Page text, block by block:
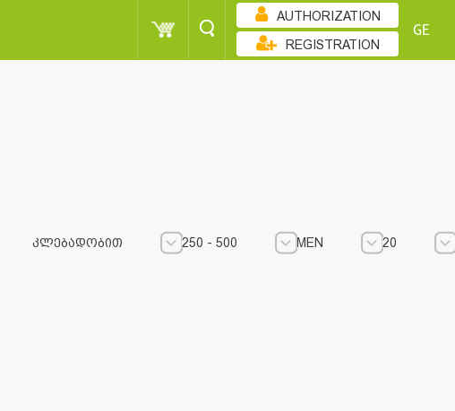
AUTHORIZATION
REGISTRATION
GE
ᲙᲚᲔᲑᲐᲓᲝᲑᲘᲗ 250 - 500 MEN
20